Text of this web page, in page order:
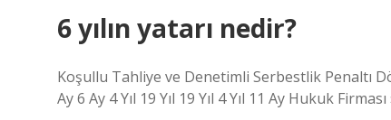
6 yılın yatarı nedir?
Koşullu Tahliye ve Denetimli Serbestlik Penaltı
Ay 6 Ay 4 Yıl 19 Yıl 19 Yıl 4 Yıl 11 Ay Hukuk